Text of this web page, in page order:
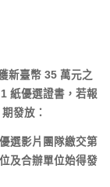
新臺幣 35 萬元之
紙優選證書，若報
發放：
選影片團隊繳交第
及合辦單位始得發